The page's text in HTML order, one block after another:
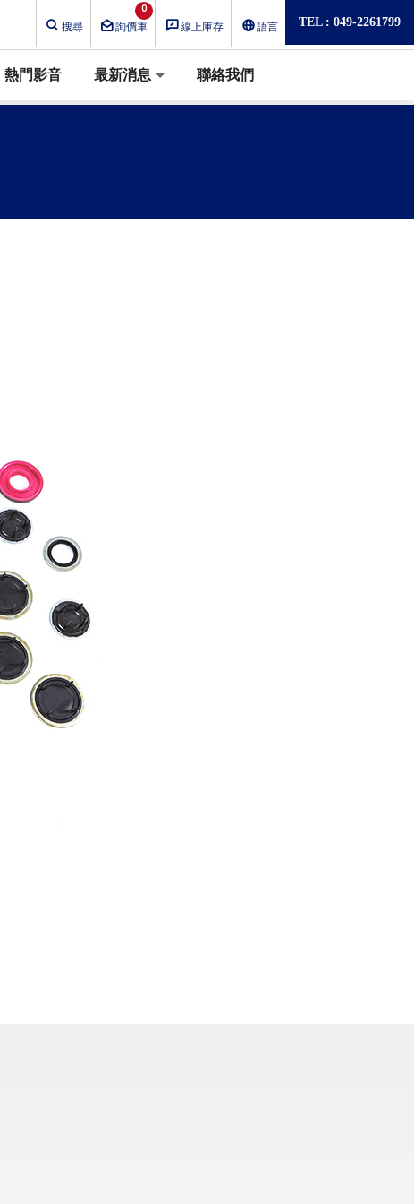
搜尋
0
詢價車 線上庫存 語言 TEL : 049-2261799
熱門影音 最新消息 聯絡我們